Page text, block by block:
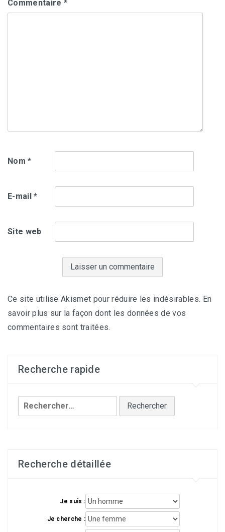
Commentaire *
Nom*
E-mail*
Site web
Ce site utilise Akismet pour réduire les indésirables. En
savoir plus sur la façon dont les données de vos
commentaires sont traitées.
Recherche rapide
Rechercher :
Recherche détaillée
Je suis :
Je cherche :